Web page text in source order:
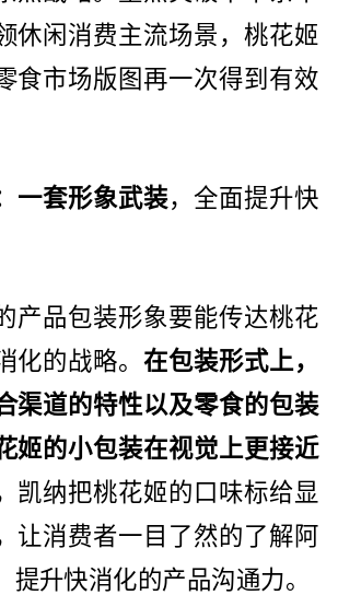
休闲消费主流场景，桃花姬
食市场版图再一次得到有效
一套形象武装，全面提升快
产品包装形象要能传达桃花
化的战略。在包装形式上，
渠道的特性以及零食的包装
姬的小包装在视觉上更接近
凯纳把桃花姬的口味标给显
让消费者一目了然的了解阿
提升快消化的产品沟通力。